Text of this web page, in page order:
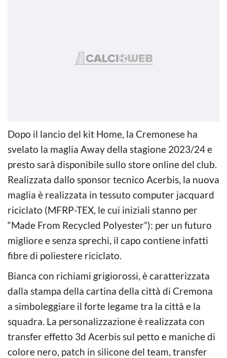
Dopo il lancio del kit Home, la Cremonese ha
svelato la maglia Away della stagione 2023/24 e
presto sarà disponibile sullo store online del club.
Realizzata dallo sponsor tecnico Acerbis, la nuova
maglia è realizzata in tessuto computer jacquard
riciclato (MFRP-TEX, le cui iniziali stanno per
“Made From Recycled Polyester”): per un futuro
migliore e senza sprechi, il capo contiene infatti
fibre di poliestere riciclato.
Bianca con richiami grigiorossi, è caratterizzata
dalla stampa della cartina della città di Cremona
a simboleggiare il forte legame tra la città e la
squadra. La personalizzazione è realizzata con
transfer effetto 3d Acerbis sul petto e maniche di
colore nero, patch in silicone del team, transfer